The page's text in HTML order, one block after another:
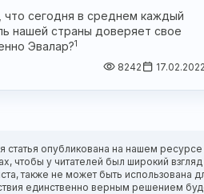
что сегодня в среднем каждый
нашей страны доверяет свое
Эвалар?1
8242 17.02.2022
статья опубликована на нашем
чтобы у читателей был широкий
также не может быть использована
единственно верным решением